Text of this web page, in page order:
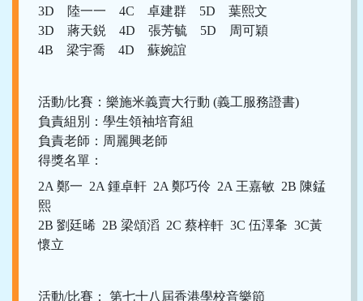
3D 陸一一 4C 卓建群 5D 葉熙文
3D 蔣天鋭 4D 張芳毓 5D 周可穎
4B 梁宇喬 4D 蘇婉誼
活動/比賽：樂施米義賣大行動 (義工服務證書)
負責組別：學生領袖培育組
負責老師：周麗興老師
得獎名單：
2A 鄭一 2A 鍾卓軒 2A 鄭巧伶 2A 王嘉敏 2B 陳錳
熙
2B 劉廷晞 2B 梁頌滔 2C 蔡梓軒 3C 伍澤夆 3C黃
懷立
活動/比賽： 第七十八屆香港學校音樂節